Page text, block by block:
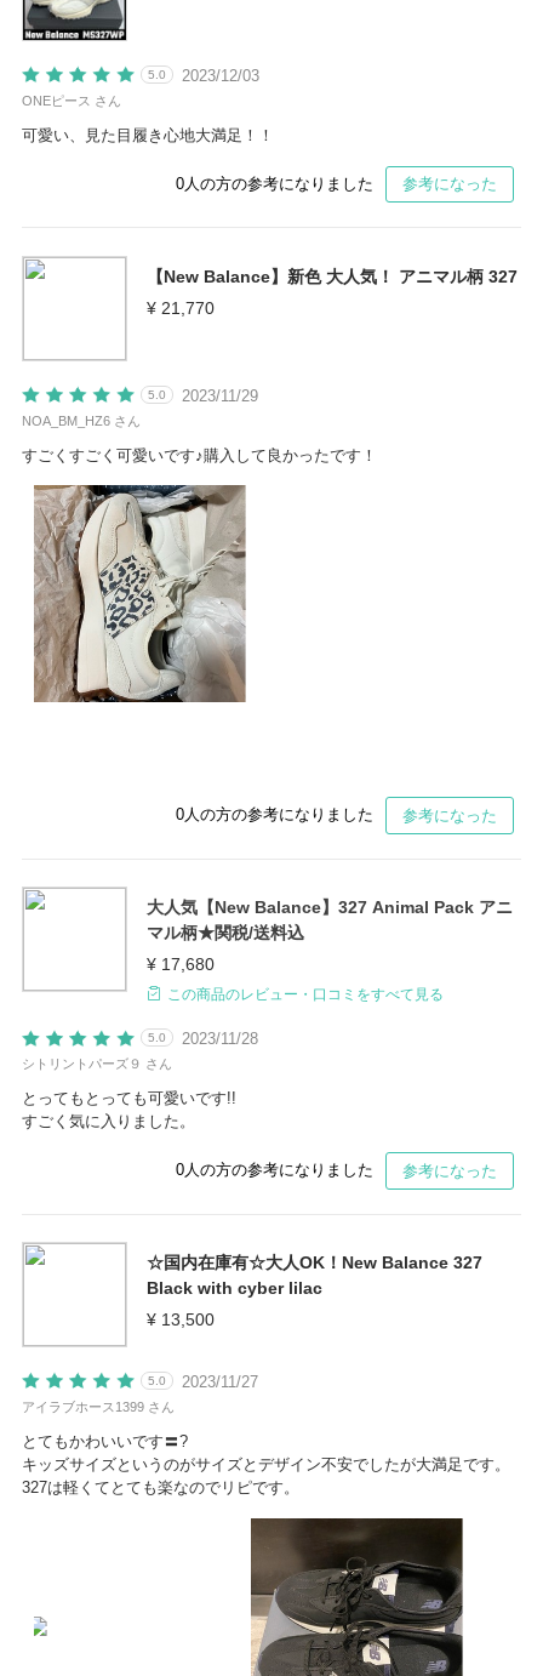
2023/12/03
5.0
ONEピース さん
可愛い、見た目履き心地大満足！！
0 人の方の参考になりました 参考になった
【New Balance】新色 大人気！ アニマル柄 327
¥ 21,770
2023/11/29
5.0
NOA_BM_HZ6 さん
すごくすごく可愛いです♪購入して良かったです！
0人の方の参考になりました 参考になった
大人気【New Balance】327 Animal Pack アニ
マル柄★関税/送料込
¥ 17,680
この商品のレビュー・口コミをすべて見る
2023/11/28
5.0
シトリントパーズ９ さん
とってもとっても可愛いです!!
すごく気に入りました。
0人の方の参考になりました 参考になった
☆国内在庫有☆大人OK！New Balance 327
Black with cyber lilac
¥ 13,500
2023/11/27
5.0
アイラブホース1399 さん
とてもかわいいです〓?
キッズサイズというのがサイズとデザイン不安でしたが大満足です。
327は軽くてとても楽なのでリピです。